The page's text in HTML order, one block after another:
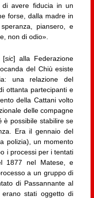
avere fiducia in un
forse, dalla madre in
piansero, e
non di odio».
[sic] alla Federazione
del Chiù esiste
una relazione del
ottanta partecipanti e
della Cattani volto
delle compagne
è possibile stabilire se
Era il gennaio del
polizia), un momento
i processi per i tentati
1877 nel Matese, e
a un gruppo di
di Passannante al
stati oggetto di